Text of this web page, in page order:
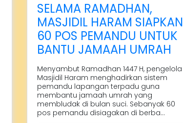
SELAMA RAMADHAN,
MASJIDIL HARAM SIAPKAN
60 POS PEMANDU UNTUK
BANTU JAMAAH UMRAH
Menyambut Ramadhan 1447 H, pengelola
Masjidil Haram menghadirkan sistem
pemandu lapangan terpadu guna
membantu jamaah umrah yang
membludak di bulan suci. Sebanyak 60
pos pemandu disiagakan di berba...